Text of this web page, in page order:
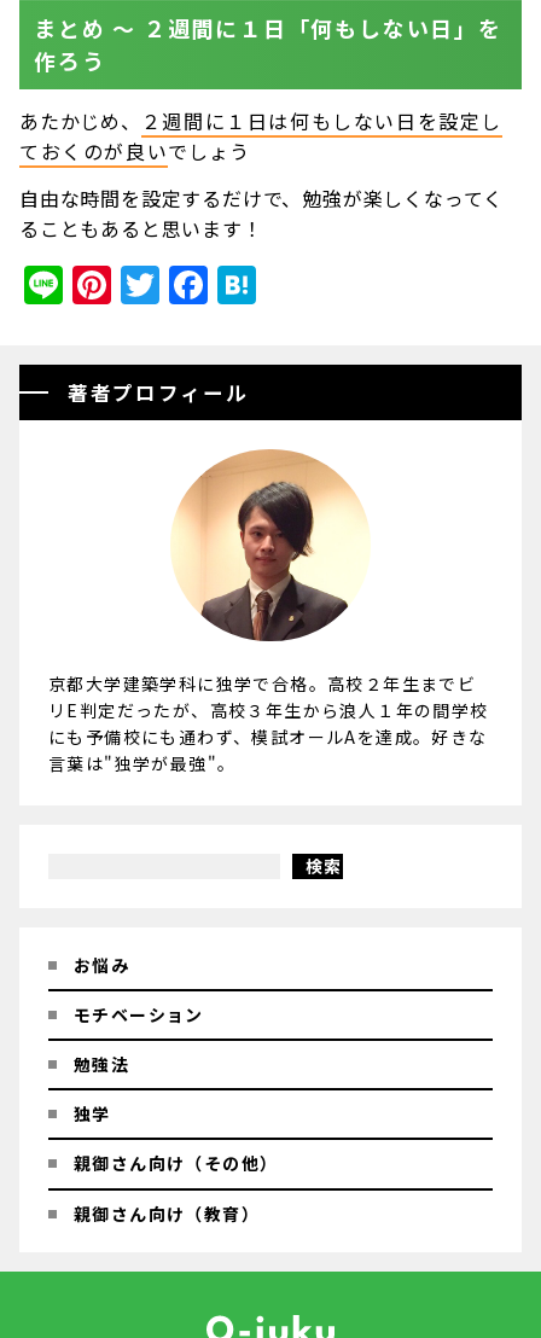
まとめ 〜 ２週間に１日「何もしない日」を
作ろう
あたかじめ、 ２週間に１日は何もしない日を設定し
ておくのが良いでしょう
自由な時間を設定するだけで、勉強が楽しくなってく
ることもあると思います！
LinePinterest
Twitter
Facebook
著者プロフィール
京都大学建築学科に独学で合格。高校２年生までビ
リE判定だったが、高校３年生から浪人１年の間学校
にも予備校にも通わず、模試オールAを達成。好きな
言葉は"独学が最強"。
検索
お悩み
モチベーション
勉強法
独学
親御さん向け（その他）
親御さん向け（教育）